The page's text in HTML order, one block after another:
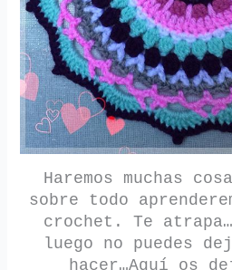
Haremos muchas
sobre todo
crochet. Te
luego no puedes
hacer…Aquí os